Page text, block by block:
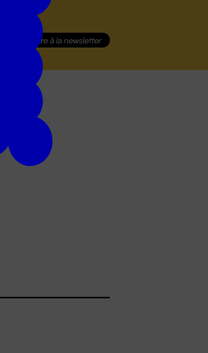
S'inscrire à la newsletter